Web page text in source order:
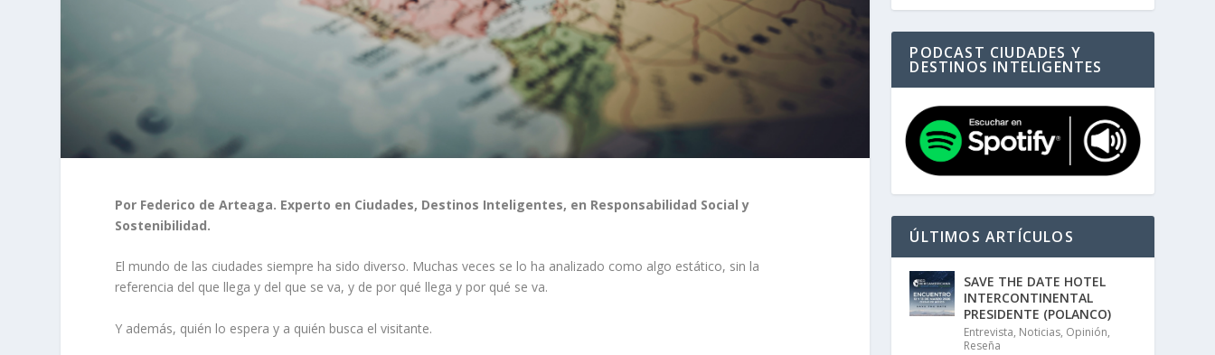
Por Federico de Arteaga. Experto en Ciudades, Destinos Inteligentes, en Responsabilidad Social y
Sostenibilidad.
El mundo de las ciudades siempre ha sido diverso. Muchas veces se lo ha analizado como algo estático, sin la
referencia del que llega y del que se va, y de por qué llega y por qué se va.
Y además, quién lo espera y a quién busca el visitante.
PODCAST CIUDADES Y
DESTINOS INTELIGENTES
ÚLTIMOS ARTÍCULOS
SAVE THE DATE HOTEL
INTERCONTINENTAL
PRESIDENTE (POLANCO)
Entrevista, Noticias, Opinión,
Reseña